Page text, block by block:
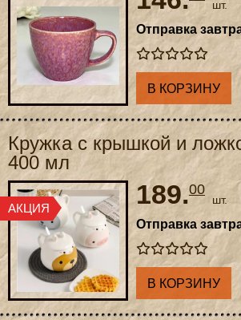
шт.
Отправка
В КОРЗИНУ
Кружка с крышкой и
400 мл
189.00
шт.
Отправка
В КОРЗИНУ